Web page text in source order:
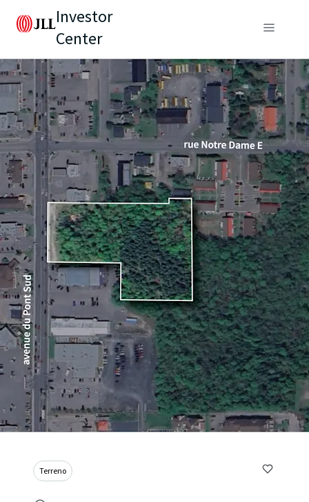
Investor
Center
Terreno